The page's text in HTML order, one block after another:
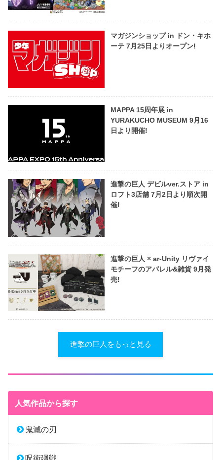
マガジンショップ in ドン・キホ
ーテ 7月25日よりオープン!
MAPPA 15周年展 in
YURAKUCHO MUSEUM 9月16
日より開催!
進撃の巨人 デビルver.ストア in
ロフト3店舗 7月2日より順次開
催!
進撃の巨人 × ar-Unity リヴァイ
モチーフのアパレル&雑貨 9月発
売!
進撃の巨人をもっと見る
人気作品から探す
鬼滅の刃
呪術廻戦